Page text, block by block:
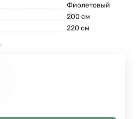
Фиолетовый
200 см
220 см